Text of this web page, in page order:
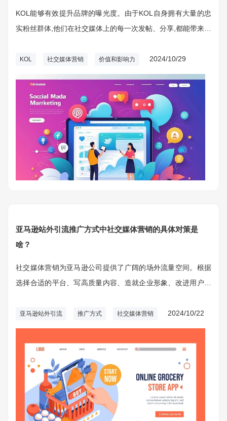
KOL能够有效提升品牌的曝光度。由于KOL自身拥有大量的忠
实粉丝群体,他们在社交媒体上的每一次发帖、分享,都能带来大
KOL 社交媒体营销 价值和影响力 2024/10/29
亚马逊站外引流推广方式中社交媒体营销的具体对策是
啥？
社交媒体营销为亚马逊公司提供了广阔的场外流量空间。根据
选择合适的平台、写高质量内容、造就企业形象、改进用户互
作、重视数据分析和趋势，公司能有效提高品牌知名度，吸引
潜在客户，完成亚马逊售卖的提升。
亚马逊站外引流 推广方式 社交媒体营销 2024/10/22